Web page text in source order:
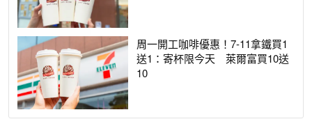
周一開工咖啡優惠！7-11拿鐵買1
送1：寄杯限今天 萊爾富買10送
10